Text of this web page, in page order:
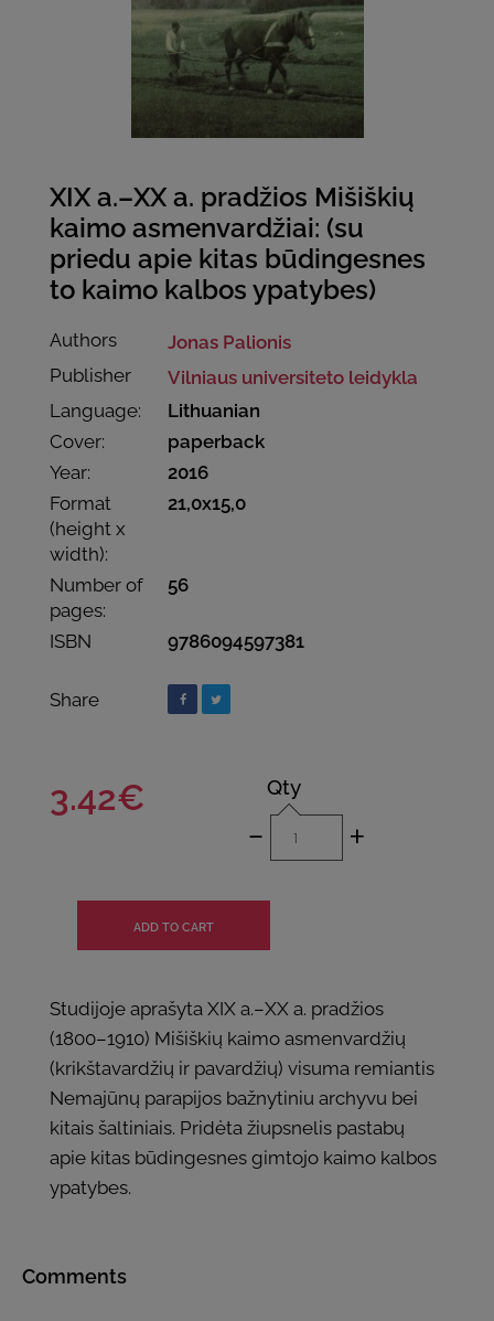
XIX a.–XX a. pradžios Mišiškių
kaimo asmenvardžiai: (su
priedu apie kitas būdingesnes
to kaimo kalbos ypatybes)
Authors
Jonas Palionis
Publisher
Vilniaus universiteto leidykla
Language:
Lithuanian
Cover:
paperback
Year:
2016
Format
(height x
width):
21,0x15,0
Number of
pages:
56
ISBN 9786094597381
Share
3.42€ Qty
- +
Studijoje aprašyta XIX a.–XX a. pradžios
(1800–1910) Mišiškių kaimo asmenvardžių
(krikštavardžių ir pavardžių) visuma remiantis
Nemajūnų parapijos bažnytiniu archyvu bei
kitais šaltiniais. Pridėta žiupsnelis pastabų
apie kitas būdingesnes gimtojo kaimo kalbos
ypatybes.
Comments